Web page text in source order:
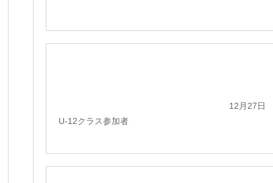
12月27日
U-12クラス参加者